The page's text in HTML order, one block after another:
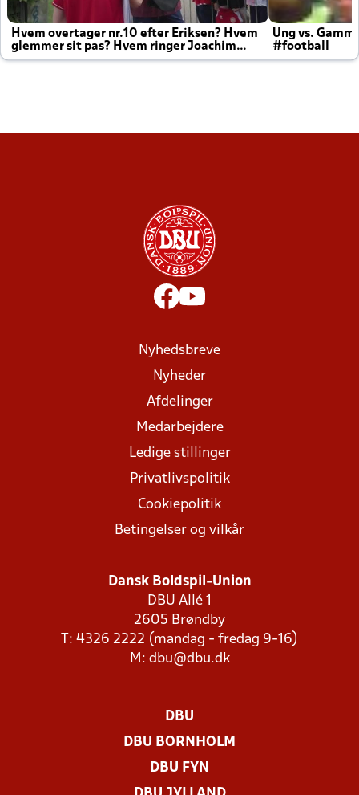
Hvem overtager nr.10 efter Eriksen? Hvem
glemmer sit pas? Hvem ringer Joachim
altid til efter kampe?
Ung vs.
#football
Nyhedsbreve
Nyheder
Afdelinger
Medarbejdere
Ledige stillinger
Privatlivspolitik
Cookiepolitik
Betingelser og vilkår
Dansk Boldspil-Union
DBU Allé 1
2605 Brøndby
T: 4326 2222 (mandag - fredag 9-16)
M: dbu@dbu.dk
DBU
DBU BORNHOLM
DBU FYN